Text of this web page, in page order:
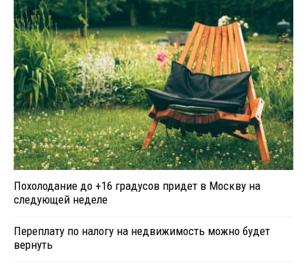
Похолодание до +16 градусов придет в Москву на
следующей неделе
Переплату по налогу на недвижимость можно будет
вернуть